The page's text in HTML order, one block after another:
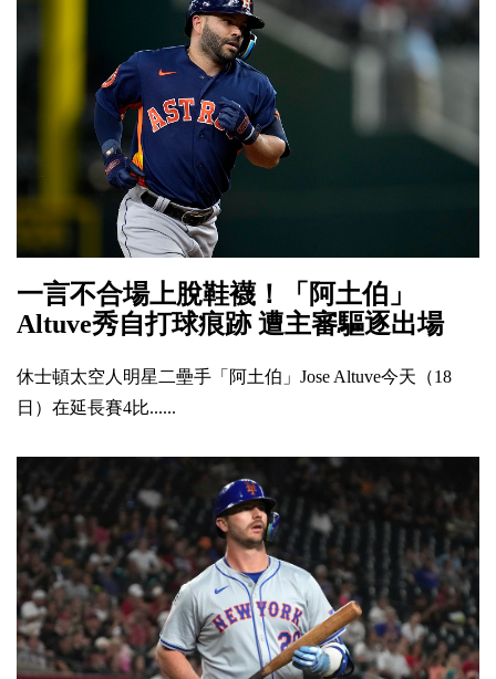
一言不合場上脫鞋襪！「阿土伯」
Altuve秀自打球痕跡 遭主審驅逐出場
休士頓太空人明星二壘手「阿土伯」Jose Altuve今天（18
日）在延長賽4比......